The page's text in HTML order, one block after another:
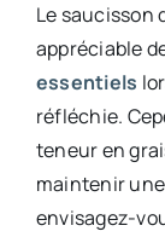
Le
appréciable
essentiels
réfléchie.
teneur en
maintenir
envisagez-